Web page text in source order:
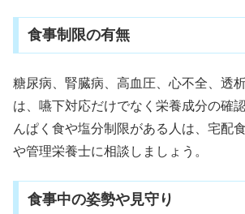
食事制限の有無
糖尿病、腎臓病、高血圧、心不全、透
は、嚥下対応だけでなく栄養成分の確
んぱく食や塩分制限がある人は、宅配
や管理栄養士に相談しましょう。
食事中の姿勢や見守り